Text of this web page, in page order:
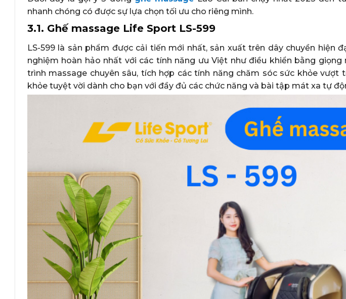
nhanh chóng có được sự lựa chọn tối ưu cho riêng mình.
3.1. Ghế massage Life Sport LS-599
LS-599 là sản phẩm được cải tiến mới nhất, sản xuất trên dây chuyền hiện
nghiệm hoàn hảo nhất với các tính năng ưu Việt như điều khiển bằng
trình massage chuyên sâu, tích hợp các tính năng chăm sóc sức khỏe vượt
khỏe tuyệt vời dành cho bạn với đầy đủ các chức năng và bài tập mát xa tự